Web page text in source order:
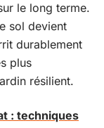
le long terme.
sol devient
durablement
plus
résilient.
: techniques